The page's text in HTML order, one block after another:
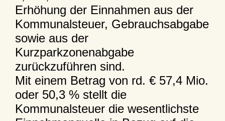
Erhöhung der Einnahmen aus der
Kommunalsteuer, Gebrauchsabgabe
sowie aus der
Kurzparkzonenabgabe
zurückzuführen sind.
Mit einem Betrag von rd. € 57,4 Mio.
oder 50,3 % stellt die
Kommunalsteuer die wesentlichste